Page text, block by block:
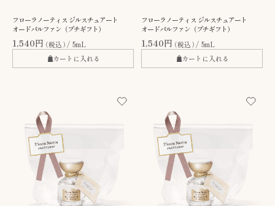
フローラノーティス ジルスチュアート
オードパルファン（プチギフト）
1,540円（税込） 5mL
カートに入れる
フローラノーティス ジルスチュアート
オードパルファン（プチギフト）
1,540円（税込） 5mL
カートに入れる